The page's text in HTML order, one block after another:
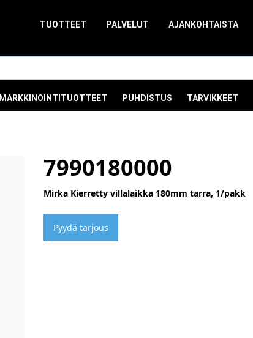
TUOTTEET PALVELUT AJANKOHTAISTA
MARKKINOINTITUOTTEET PUHDISTUS TARVIKKEET
7990180000
Mirka Kierretty villalaikka 180mm tarra, 1/pakk
Pyydä tarjous